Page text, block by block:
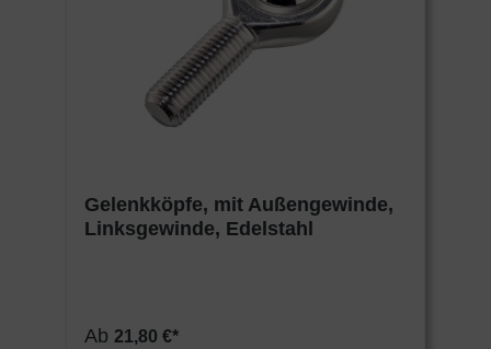
Gelenkköpfe, mit Außengewinde,
Linksgewinde, Edelstahl
Ab 21,80 €*